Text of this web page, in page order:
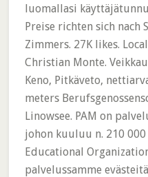
luomallasi
Preise richten sich nach
Zimmers. 27K likes.
Christian Monte.
Keno, Pitkäveto,
meters
Linowsee. PAM on
johon kuuluu n. 210
Educational
palvelussamme